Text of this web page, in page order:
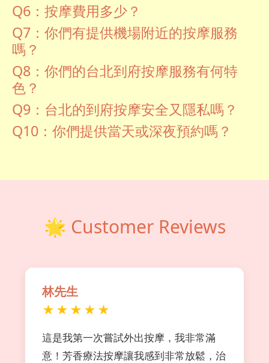
Q6：按摩費用多少？
Q7：你們有提供機場附近的按摩服務
嗎？
Q8：你們的台北到府按摩服務有何特
色？
Q9：台北的到府按摩安全又隱私嗎？
Q10：你們提供當天或深夜預約嗎？
🌟 Customer Reviews
林先生
★★★★★
這是我第一次嘗試外出按摩，我非常滿
意！芳香療法按摩讓我感到非常放鬆，治